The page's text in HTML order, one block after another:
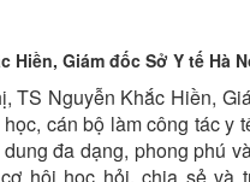
Hiền, Giám đốc Sở Y tế Hà
TS Nguyễn Khắc Hiền,
cán bộ làm công tác y
đa dạng, phong phú